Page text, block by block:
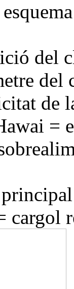
del
del
de
=
cargol